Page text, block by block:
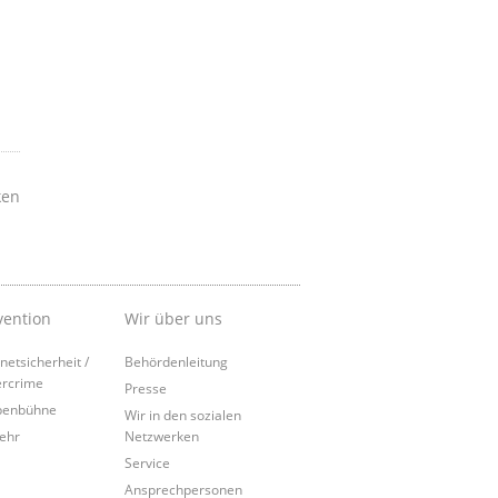
/
Wir über uns
Behördenleitung
Presse
Wir in den sozialen
Netzwerken
Service
Ansprechpersonen